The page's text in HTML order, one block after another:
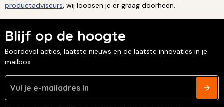
productadviseurs, wij loodsen je er graag doorheen.
Blijf op de hoogte
Boordevol acties, laatste nieuws en de laatste innovaties in je
mailbox